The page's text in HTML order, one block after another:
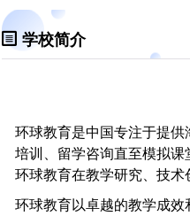
学校简介
环球教育是中国专注于提
培训、留学咨询直至模拟课
环球教育在教学研究、技术
环球教育以卓越的教学成